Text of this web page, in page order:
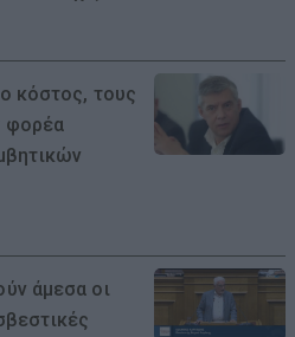
κόστος, τους
φορέα
άμεσα οι